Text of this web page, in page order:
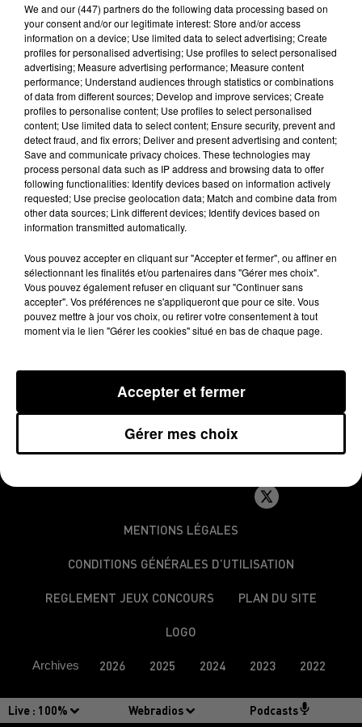
Live : 100% Webradios Podcasts
Publié : 4 mars 2016 à 7h31
Encore un drame de la route dans l’Aude. Hier, une
camionnette conduite par un jeune homme de 22 ans
a violemment percuté un poids-lourds sur la route
Minervoise à Homps. Le jeune homme pas survécu au
choc. Il était apprenti au CFA de Lézignan-Corbières.
La chauffeur du camion a été légèrement blessé et a
été évacué vers l’hôpital en état de choc. Une enquête
est en cours.
MENTIONS LÉGALES
CONDITIONS GÉNÉRALES D’UTILISATION
REGLEMENT JEUX CONCOURS PLAN DU SITE
LOGO
Archives 2026 2025 2024 2023 2022
We and our (447) partnersdo the following data processing based on
your consent and/or our legitimate interest: Store and/or access
information on a device; Use limited data to select advertising; Create
profiles for personalised advertising; Use profiles to select personalised
advertising; Measure advertising performance; Measure content
performance; Understand audiences through statistics or combinations
of data from different sources; Develop and improve services; Create
profiles to personalise content; Use profiles to select personalised
content; Use limited data to select content; Ensure security, prevent and
detect fraud, and fix errors; Deliver and present advertising and content;
Save and communicate privacy choices. These technologies may
process personal data such as IP address and browsing data to offer
following functionalities: Identify devices based on information actively
requested; Use precise geolocation data; Match and combine data from
other data sources; Link different devices; Identify devices based on
information transmitted automatically.
Vous pouvez accepter en cliquant sur "Accepter et fermer", ou affiner en
sélectionnant les finalités et/ou partenaires dans "Gérer mes choix".
Vous pouvez également refuser en cliquant sur "Continuer sans
accepter". Vos préférences ne s'appliqueront que pour ce site. Vous
pouvez mettre à jour vos choix, ou retirer votre consentement à tout
moment via le lien "Gérer les cookies" situé en bas de chaque page.
Gérer mes choix
Accepter et fermer